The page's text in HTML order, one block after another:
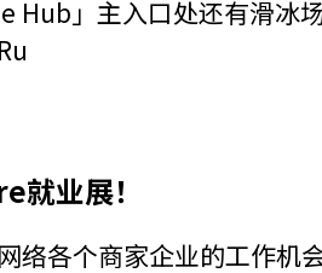
Hub」主入口处还有滑冰
业展！
各个商家企业的工作机